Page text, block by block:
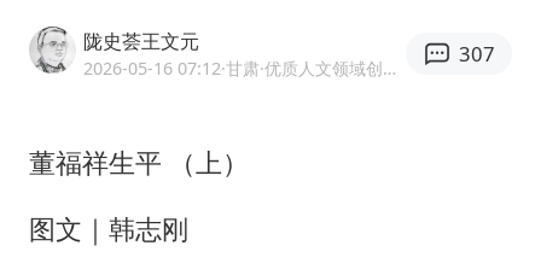
宇树科技王兴兴身家有望超200亿元
U17国足1分钟轰2球
陇史荟王文元
2026-05-16 07:12·甘肃 ·优质人文领域创作者
307
董福祥生平 （上）
图文｜韩志刚